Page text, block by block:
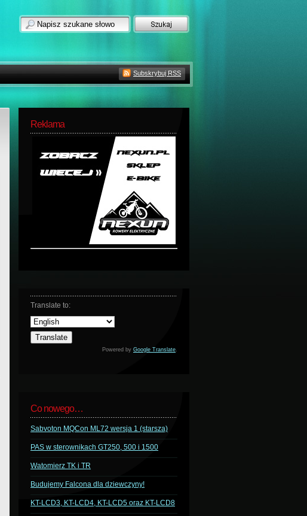
Subskrybuj RSS
Reklama
Translate to:
Powered by Google Translate.
Co nowego…
Sabvoton MQCon ML72 wersja 1 (starsza)
PAS w sterownikach GT250, 500 i 1500
Watomierz TK i TR
Budujemy Falcona dla dziewczyny!
KT-LCD3, KT-LCD4, KT-LCD5 oraz KT-LCD8